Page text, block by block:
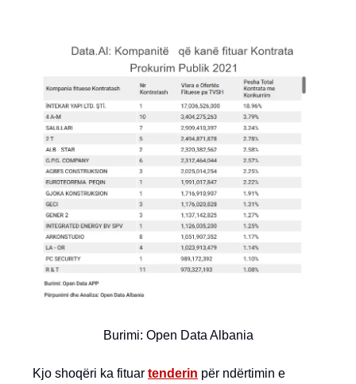
Burimi: Open Data Albania
Kjo shoqëri ka fituar tenderin për ndërtimin e